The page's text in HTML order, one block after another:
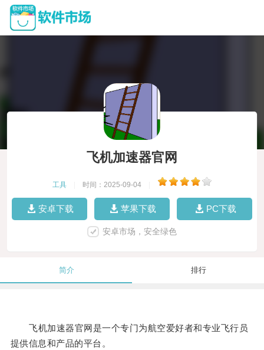
飞机加速器官网
工具 时间：2025-09-04
安卓下载 苹果下载 PC下载
安卓市场，安全绿色
简介 排行
飞机加速器官网是一个专门为航空爱好者和专业飞行员
提供信息和产品的平台。